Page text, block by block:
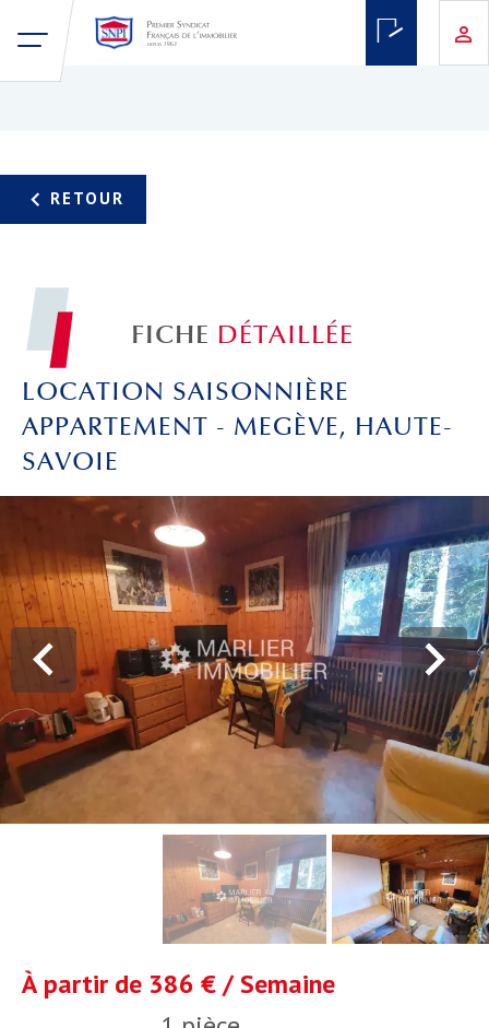
FICHE DÉTAILLÉE
LOCATION SAISONNIÈRE
APPARTEMENT - MEGÈVE, HAUTE-
SAVOIE
À partir de 386 € / Semaine